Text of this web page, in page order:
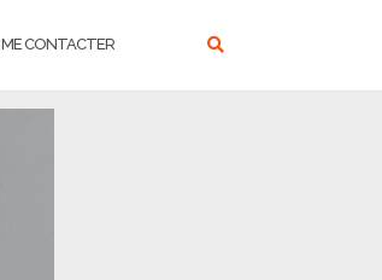
ME CONTACTER